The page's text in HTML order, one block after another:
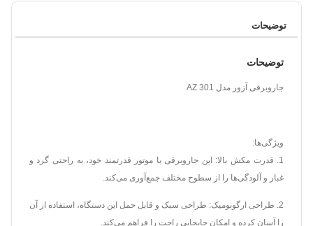
توضیحات
توضیحات
جاروبرقی آزور مدل AZ 301
ویژگی‌ها:
1. قدرت مکش بالا: این جاروبرقی با موتور قدرتمند خود، به راحتی گرد و
غبار و آلودگی‌ها را از سطوح مختلف جمع‌آوری می‌کند.
2. طراحی ارگونومیک: طراحی سبک و قابل حمل این دستگاه، استفاده از آن
را آسان کرده و امکان جابجایی راحت را فراهم می‌کند.